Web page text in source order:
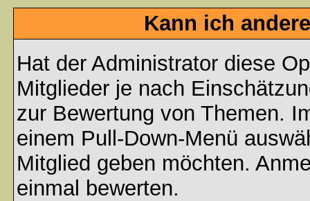
Kann ich
Hat der Administrator diese
Mitglieder je nach
zur Bewertung von Themen.
einem Pull-Down-Menü
Mitglied geben möchten.
einmal bewerten.